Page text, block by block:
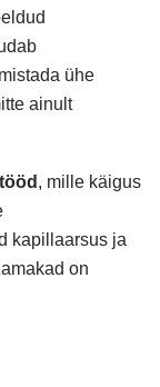
ühe
ainult
, mille käigus
kapillaarsus ja
on